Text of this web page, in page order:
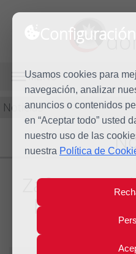
Usamos cookies para
navegación, analizar
anuncios o contenidos
en “Aceptar todo” usted
nuestro uso de las
nuestra Política de
MENÚ
Noticias
Zafra acoge
historia
antigua